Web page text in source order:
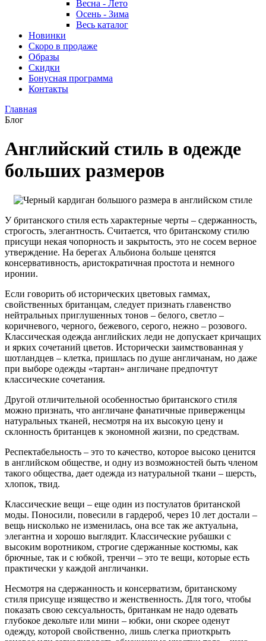
Весна - Лето
Осень - Зима
Весь каталог
Новинки
Скоро в продаже
Образы
Скидки
Бонусная программа
Контакты
Главная
Блог
Английский стиль в одежде
больших размеров
У британского стиля есть характерные черты – сдержанность,
строгость, элегантность. Считается, что британскому стилю
присущи некая чопорность и закрытость, это не сосем верное
утверждение. На берегах Альбиона больше ценятся
консервативность, аристократичная простота и немного
иронии.
Если говорить об исторических цветовых гаммах,
свойственных британцам, следует признать главенство
нейтральных приглушенных тонов – белого, светло –
коричневого, черного, бежевого, серого, нежно – розового.
Классическая одежда английских леди не допускает кричащих
и ярких сочетаний цветов. Исторически заимствованная у
шотландцев – клетка, пришлась по душе англичанам, но даже
при выборе одежды «тартан» англичане предпочтут
классические сочетания.
Другой отличительной особенностью британского стиля
можно признать, что англичане фанатичные приверженцы
натуральных тканей, несмотря на их высокую цену и
склонность британцев к экономной жизни, по средствам.
Респектабельность – это то качество, которое высоко ценится
в английском обществе, и одну из возможностей быть членом
такого общества, дает одежда из натуральной ткани – шерсть,
хлопок, твид.
Классические вещи – еще один из постулатов британской
моды. Поносили, повесили в гардероб, через 10 лет достали –
вещь нисколько не изменилась, она все так же актуальна,
элегантна и хорошо выглядит. Классические рубашки с
высоким воротником, строгие сдержанные костюмы, как
брючные, так и с юбкой, тренчи – это те вещи, которые есть
практически у каждой англичанки.
Несмотря на сдержанность и консерватизм, британскому
стиля присуще изящество и женственность. Для того, чтобы
показать свою сексуальность, британкам не надо одевать
глубокое декольте или мини – юбки, они скорее оденут
одежду, которой свойственно, лишь слегка приоткрыть